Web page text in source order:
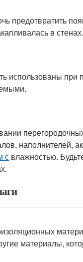
предотвратить
в стенах.
использованы
наполнителей,
с влажностью.
материалы,